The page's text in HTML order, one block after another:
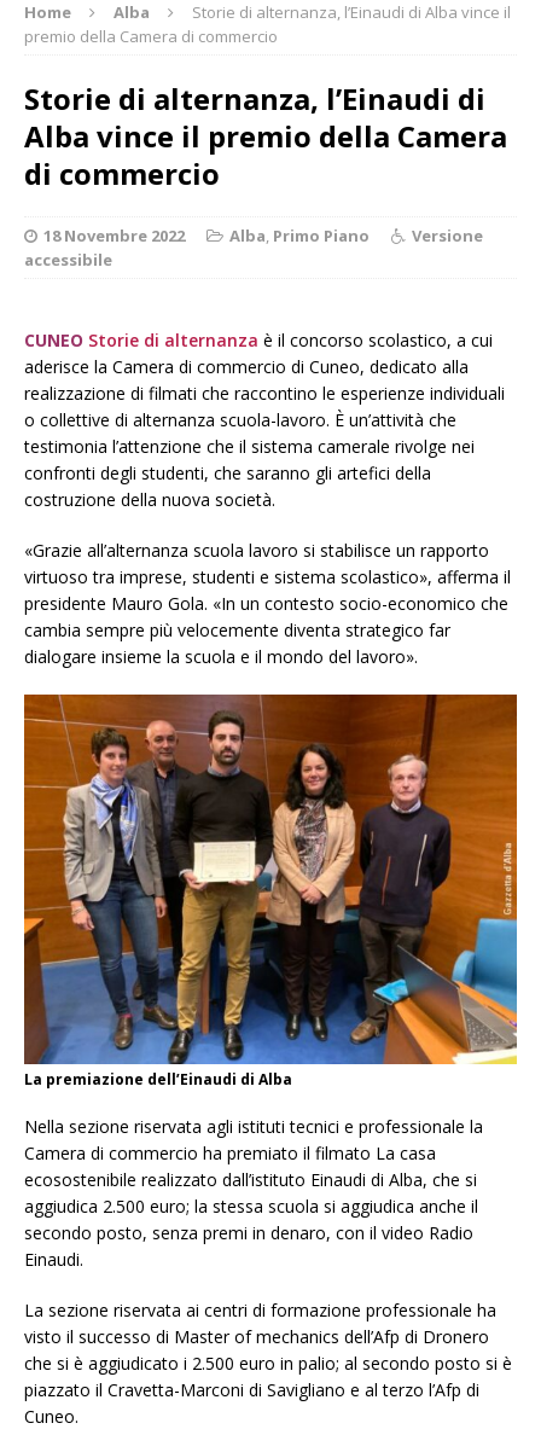
Home Alba
Storie di alternanza, l’Einaudi di Alba vince il
premio della Camera di commercio
Storie di alternanza, l’Einaudi di
Alba vince il premio della Camera
di commercio
18 Novembre 2022 Alba, Primo Piano
Versione
accessibile
CUNEO Storie di alternanza è il concorso scolastico, a cui
aderisce la Camera di commercio di Cuneo, dedicato alla
realizzazione di filmati che raccontino le esperienze individuali
o collettive di alternanza scuola-lavoro. È un’attività che
testimonia l’attenzione che il sistema camerale rivolge nei
confronti degli studenti, che saranno gli artefici della
costruzione della nuova società.
«Grazie all’alternanza scuola lavoro si stabilisce un rapporto
virtuoso tra imprese, studenti e sistema scolastico», afferma il
presidente Mauro Gola. «In un contesto socio-economico che
cambia sempre più velocemente diventa strategico far
dialogare insieme la scuola e il mondo del lavoro».
La premiazione dell’Einaudi di Alba
Nella sezione riservata agli istituti tecnici e professionale la
Camera di commercio ha premiato il filmato La casa
ecosostenibile realizzato dall’istituto Einaudi di Alba, che si
aggiudica 2.500 euro; la stessa scuola si aggiudica anche il
secondo posto, senza premi in denaro, con il video Radio
Einaudi.
La sezione riservata ai centri di formazione professionale ha
visto il successo di Master of mechanics dell’Afp di Dronero
che si è aggiudicato i 2.500 euro in palio; al secondo posto si è
piazzato il Cravetta-Marconi di Savigliano e al terzo l’Afp di
Cuneo.